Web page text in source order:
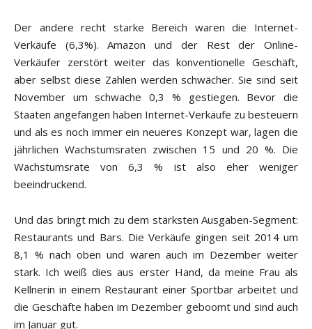
Der andere recht starke Bereich waren die Internet-
Verkäufe (6,3%). Amazon und der Rest der Online-
Verkäufer zerstört weiter das konventionelle Geschäft,
aber selbst diese Zahlen werden schwächer. Sie sind seit
November um schwache 0,3 % gestiegen. Bevor die
Staaten angefangen haben Internet-Verkäufe zu besteuern
und als es noch immer ein neueres Konzept war, lagen die
jährlichen Wachstumsraten zwischen 15 und 20 %. Die
Wachstumsrate von 6,3 % ist also eher weniger
beeindruckend.
Und das bringt mich zu dem stärksten Ausgaben-Segment:
Restaurants und Bars. Die Verkäufe gingen seit 2014 um
8,1 % nach oben und waren auch im Dezember weiter
stark. Ich weiß dies aus erster Hand, da meine Frau als
Kellnerin in einem Restaurant einer Sportbar arbeitet und
die Geschäfte haben im Dezember geboomt und sind auch
im Januar gut.